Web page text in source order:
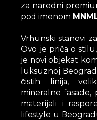
za naredni
pod imenom
Vrhunski stanovi
Ovo je priča o
je novi objekat
luksuznoj
čistih linija,
mineralne fasade,
materijali i
lifestyle u